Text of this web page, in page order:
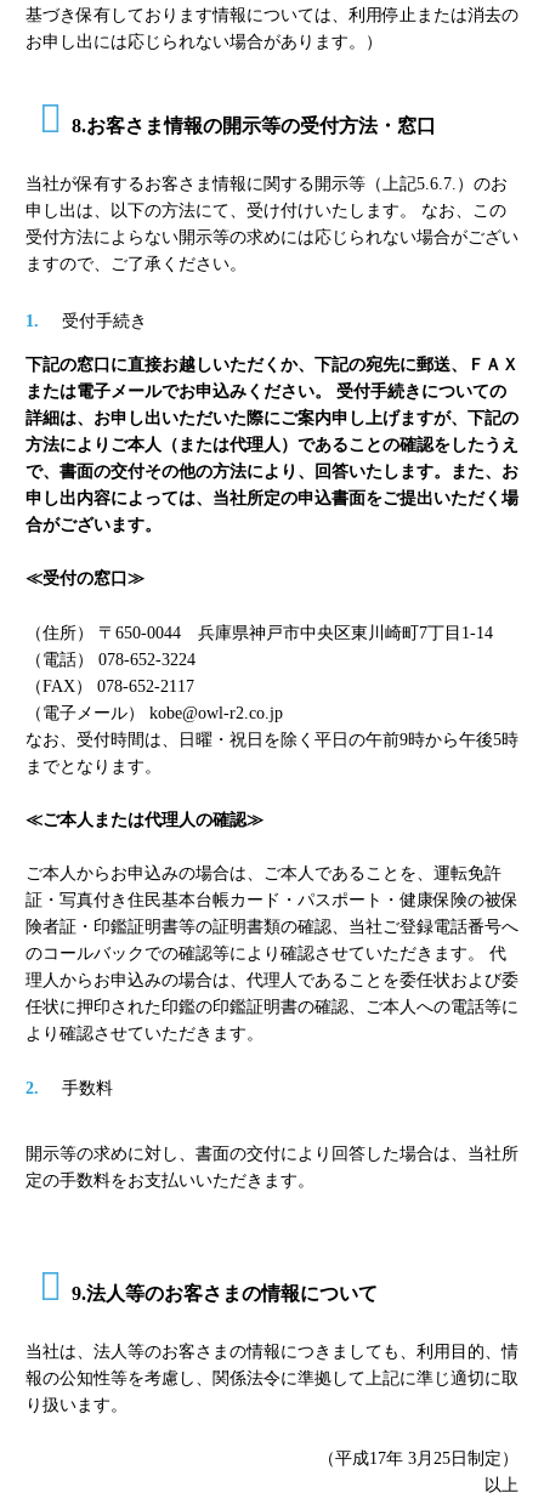
基づき保有しております情報については、利用停止または消去の
お申し出には応じられない場合があります。）
8.お客さま情報の開示等の受付方法・窓口
当社が保有するお客さま情報に関する開示等（上記5.6.7.）のお
申し出は、以下の方法にて、受け付けいたします。 なお、この
受付方法によらない開示等の求めには応じられない場合がござい
ますので、ご了承ください。
受付手続き
下記の窓口に直接お越しいただくか、下記の宛先に郵送、ＦＡＸ
または電子メールでお申込みください。 受付手続きについての
詳細は、お申し出いただいた際にご案内申し上げますが、下記の
方法によりご本人（または代理人）であることの確認をしたうえ
で、書面の交付その他の方法により、回答いたします。また、お
申し出内容によっては、当社所定の申込書面をご提出いただく場
合がございます。
≪受付の窓口≫
（住所） 〒650-0044 兵庫県神戸市中央区東川崎町7丁目1-14
（電話） 078-652-3224
（FAX） 078-652-2117
（電子メール） kobe@owl-r2.co.jp
なお、受付時間は、日曜・祝日を除く平日の午前9時から午後5時
までとなります。
≪ご本人または代理人の確認≫
ご本人からお申込みの場合は、ご本人であることを、運転免許
証・写真付き住民基本台帳カード・パスポート・健康保険の被保
険者証・印鑑証明書等の証明書類の確認、当社ご登録電話番号へ
のコールバックでの確認等により確認させていただきます。 代
理人からお申込みの場合は、代理人であることを委任状および委
任状に押印された印鑑の印鑑証明書の確認、ご本人への電話等に
より確認させていただきます。
手数料
開示等の求めに対し、書面の交付により回答した場合は、当社所
定の手数料をお支払いいただきます。
9.法人等のお客さまの情報について
当社は、法人等のお客さまの情報につきましても、利用目的、情
報の公知性等を考慮し、関係法令に準拠して上記に準じ適切に取
り扱います。
（平成17年 3月25日制定）
以上